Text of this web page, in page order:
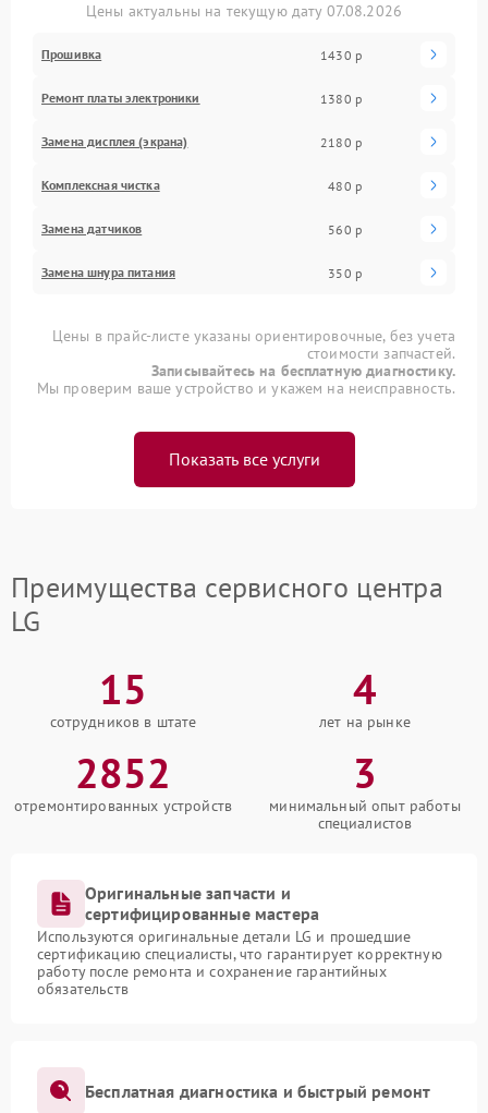
Цены актуальны на текущую дату 07.08.2026
Прошивка 1430 р
Ремонт платы электроники 1380 р
Замена дисплея (экрана) 2180 р
Комплексная чистка 480 р
Замена датчиков 560 р
Замена шнура питания 350 р
Цены в прайс-листе указаны ориентировочные, без учета
стоимости запчастей.
Записывайтесь на бесплатную диагностику.
Мы проверим ваше устройство и укажем на неисправность.
Показать все услуги
Преимущества сервисного центра
LG
15
сотрудников в штате
4
лет на рынке
2852
отремонтированных устройств
3
минимальный опыт работы
специалистов
Оригинальные запчасти и
сертифицированные мастера
Используются оригинальные детали LG и прошедшие
сертификацию специалисты, что гарантирует корректную
работу после ремонта и сохранение гарантийных
обязательств
Бесплатная диагностика и быстрый ремонт